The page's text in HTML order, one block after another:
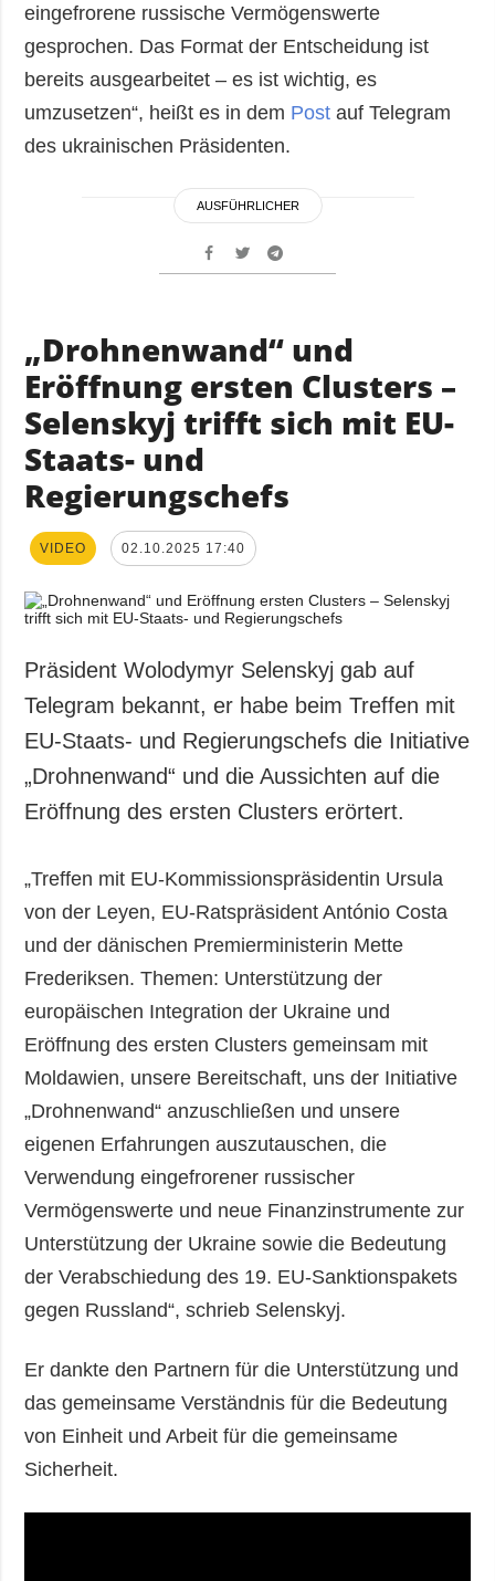
eingefrorene russische Vermögenswerte
gesprochen. Das Format der Entscheidung ist
bereits ausgearbeitet – es ist wichtig, es
umzusetzen“, heißt es in dem Post auf Telegram
des ukrainischen Präsidenten.
AUSFÜHRLICHER
„Drohnenwand“ und
Eröffnung ersten Clusters –
Selenskyj trifft sich mit EU-
Staats- und
Regierungschefs
VIDEO 02.10.2025 17:40
Präsident Wolodymyr Selenskyj gab auf
Telegram bekannt, er habe beim Treffen mit
EU-Staats- und Regierungschefs die Initiative
„Drohnenwand“ und die Aussichten auf die
Eröffnung des ersten Clusters erörtert.
„Treffen mit EU-Kommissionspräsidentin Ursula
von der Leyen, EU-Ratspräsident António Costa
und der dänischen Premierministerin Mette
Frederiksen. Themen: Unterstützung der
europäischen Integration der Ukraine und
Eröffnung des ersten Clusters gemeinsam mit
Moldawien, unsere Bereitschaft, uns der Initiative
„Drohnenwand“ anzuschließen und unsere
eigenen Erfahrungen auszutauschen, die
Verwendung eingefrorener russischer
Vermögenswerte und neue Finanzinstrumente zur
Unterstützung der Ukraine sowie die Bedeutung
der Verabschiedung des 19. EU-Sanktionspakets
gegen Russland“, schrieb Selenskyj.
Er dankte den Partnern für die Unterstützung und
das gemeinsame Verständnis für die Bedeutung
von Einheit und Arbeit für die gemeinsame
Sicherheit.